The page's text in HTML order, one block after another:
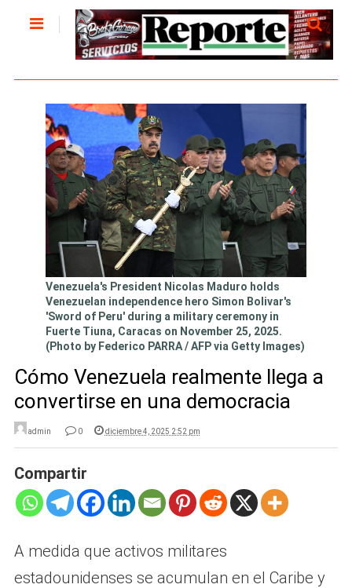
Venezuela's President Nicolas Maduro holds
Venezuelan independence hero Simon Bolivar's
'Sword of Peru' during a military ceremony in
Fuerte Tiuna, Caracas on November 25, 2025.
(Photo by Federico PARRA / AFP via Getty Images)
Cómo Venezuela realmente llega a
convertirse en una democracia
admin 0 diciembre 4, 2025 2:52 pm
Compartir
A medida que activos militares
estadounidenses se acumulan en el Caribe y